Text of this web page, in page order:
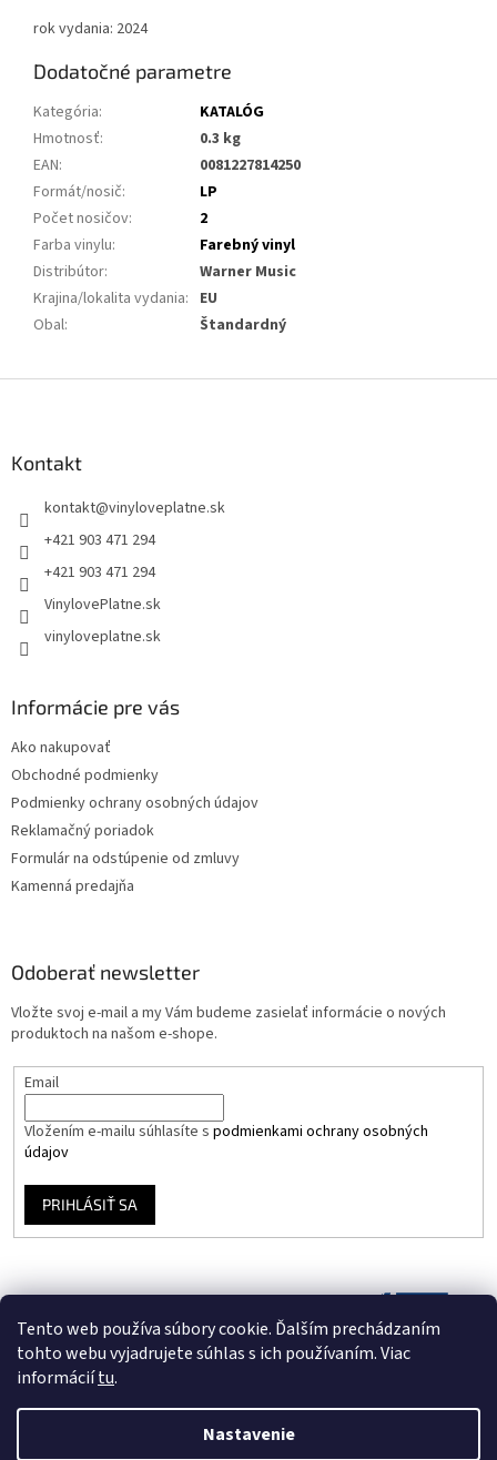
Tento web používa súbory cookie. Ďalším prechádzaním
tohto webu vyjadrujete súhlas s ich používaním. Viac
informáciítu.
Nastavenie
rok vydania: 2024
Dodatočné parametre
Kategória:
KATALÓG
Hmotnosť:
0.3 kg
EAN:
0081227814250
Formát/nosič:
LP
Počet nosičov:
2
Farba vinylu:
Farebný vinyl
Distribútor:
Warner Music
Krajina/lokalita vydania: EU
Obal: Štandardný
Kontakt
kontakt@vinyloveplatne.sk
+421 903 471 294
+421 903 471 294
VinylovePlatne.sk
vinyloveplatne.sk
Informácie pre vás
Ako nakupovať
Obchodné podmienky
Podmienky ochrany osobných údajov
Reklamačný poriadok
Formulár na odstúpenie od zmluvy
Kamenná predajňa
Odoberať newsletter
Vložte svoj e-mail a my Vám budeme zasielať informácie o nových
produktoch na našom e-shope.
Email
Vložením e-mailu súhlasíte s podmienkami ochrany osobných
údajov
PRIHLÁSIŤ SA
Vytvoril Shoptet